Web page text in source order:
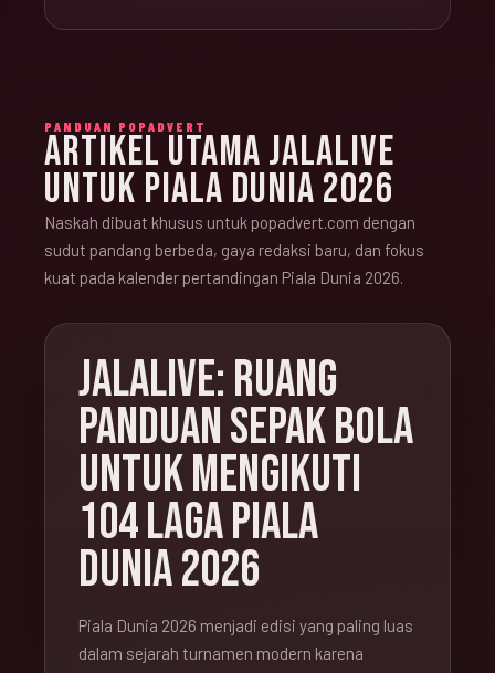
PANDUAN POPADVERT
ARTIKEL UTAMA JALALIVE
UNTUK PIALA DUNIA 2026
Naskah dibuat khusus untuk popadvert.com dengan
sudut pandang berbeda, gaya redaksi baru, dan fokus
kuat pada kalender pertandingan Piala Dunia 2026.
JALALIVE: RUANG
PANDUAN SEPAK BOLA
UNTUK MENGIKUTI
104 LAGA PIALA
DUNIA 2026
Piala Dunia 2026 menjadi edisi yang paling luas
dalam sejarah turnamen modern karena